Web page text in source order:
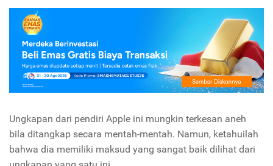
Ungkapan dari pendiri Apple ini mungkin terkesan aneh
bila ditangkap secara mentah-mentah. Namun, ketahuilah
bahwa dia memiliki maksud yang sangat baik dilihat dari